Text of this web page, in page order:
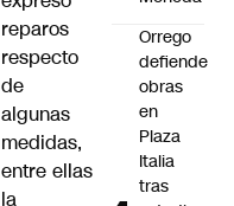
reparos
respecto
de
algunas
medidas,
entre ellas
la
Orrego
defiende
obras
en
Plaza
Italia
tras